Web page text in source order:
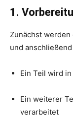
1.
Zunächst
und
Ein Teil wird
Ein weiterer
verarbeitet